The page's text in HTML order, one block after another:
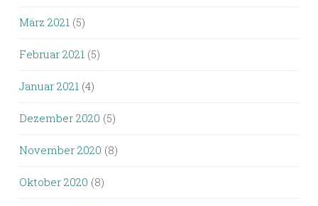
März 2021 (5)
Februar 2021 (5)
Januar 2021 (4)
Dezember 2020 (5)
November 2020 (8)
Oktober 2020 (8)